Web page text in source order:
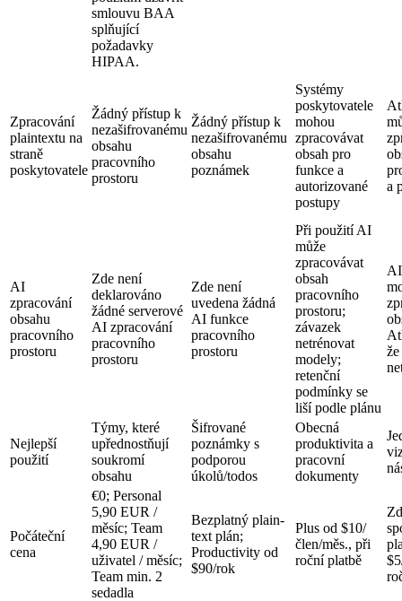
smlouvu BAA
splňující
požadavky
HIPAA.
Zpracování
plaintextu na
straně
poskytovatele
Žádný přístup k
nezašifrovanému
obsahu
pracovního
prostoru
Žádný přístup k
nezašifrovanému
obsahu
poznámek
Systémy
poskytovatele
mohou
zpracovávat
obsah pro
funkce a
autorizované
postupy
a
AI
zpracování
obsahu
pracovního
prostoru
Zde není
deklarováno
žádné serverové
AI zpracování
pracovního
prostoru
Zde není
uvedena žádná
AI funkce
pracovního
prostoru
Při použití AI
může
zpracovávat
obsah
pracovního
prostoru;
závazek
netrénovat
modely;
retenční
podmínky se
liší podle plánu
Nejlepší
použití
Týmy, které
upřednostňují
soukromí
obsahu
Šifrované
poznámky s
podporou
úkolů/todos
Obecná
produktivita a
pracovní
dokumenty
Počáteční
cena
€0; Personal
5,90 EUR /
měsíc; Team
4,90 EUR /
uživatel / měsíc;
Team min. 2
sedadla
Bezplatný plain-
text plán;
Productivity od
$90/rok
Plus od $10/
člen/měs., při
roční platbě